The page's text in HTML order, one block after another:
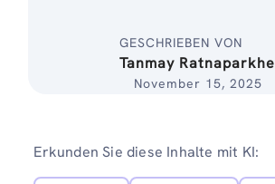
GESCHRIEBEN VON
Tanmay Ratnaparkhe
November 15, 2025
Erkunden Sie diese Inhalte mit KI: